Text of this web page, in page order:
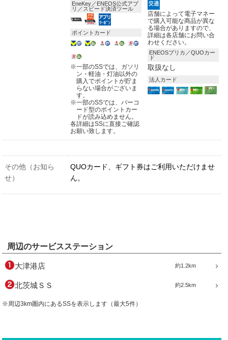
EneKey／ENEOS公式アプ
リ／スピード決済ツール
ポイントカード
※一部のSSでは、ガソリ
ン・軽油・灯油以外の
購入でポイントが貯ま
らない場合がございま
す。
※一部のSSでは、バーコ
ード型のポイントカー
ドが読み込めません。
各詳細はSSに直接ご確認
お願い致します。
店舗によって電子マネー
で購入可能な商品が異な
る場合がありますので、
詳細は各店舗にお問い合
わせください。
ENEOSプリカ／QUOカー
ド
取扱なし
法人カード
その他（お知ら
せ）
QUOカード、ギフト券はご利用いただけませ
ん。
周辺のサービスステーション
約1.2km
大津港店
約2.5km
北茨城ＳＳ
※周辺3km圏内にあるSSを表示します（最大5件）